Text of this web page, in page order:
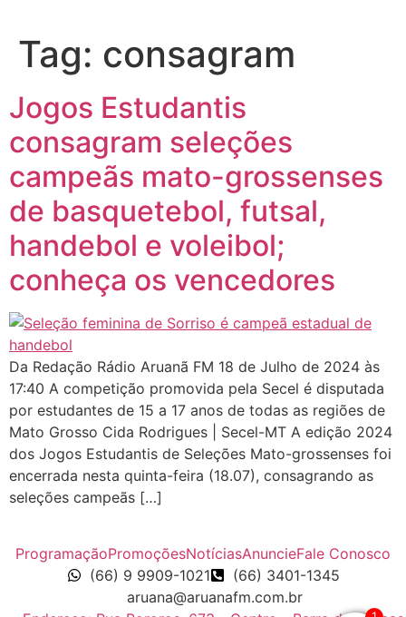
Tag: consagram
Jogos Estudantis
consagram seleções
campeãs mato-grossenses
de basquetebol, futsal,
handebol e voleibol;
conheça os vencedores
Da Redação Rádio Aruanã FM 18 de Julho de 2024 às
17:40 A competição promovida pela Secel é disputada
por estudantes de 15 a 17 anos de todas as regiões de
Mato Grosso Cida Rodrigues | Secel-MT A edição 2024
dos Jogos Estudantis de Seleções Mato-grossenses foi
encerrada nesta quinta-feira (18.07), consagrando as
seleções campeãs […]
ProgramaçãoPromoçõesNotíciasAnuncieFale Conosco
(66) 9 9909-1021
(66) 3401-1345
aruana@aruanafm.com.br